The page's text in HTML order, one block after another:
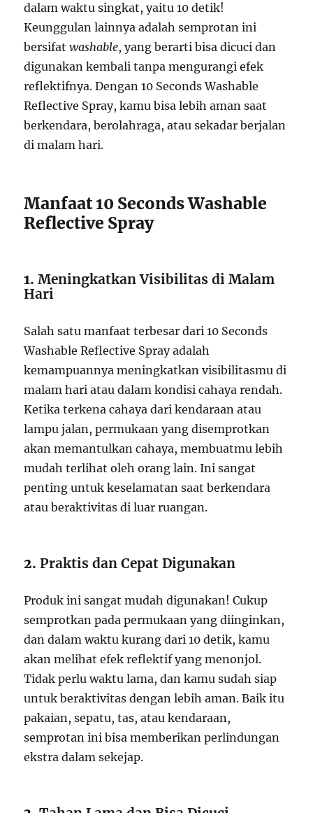
dalam waktu singkat, yaitu 10 detik!
Keunggulan lainnya adalah semprotan ini
bersifatwashable, yang berarti bisa dicuci dan
digunakan kembali tanpa mengurangi efek
reflektifnya. Dengan 10 Seconds Washable
Reflective Spray, kamu bisa lebih aman saat
berkendara, berolahraga, atau sekadar berjalan
di malam hari.
Manfaat 10 Seconds Washable
Reflective Spray
1.Meningkatkan Visibilitas di Malam
Hari
Salah satu manfaat terbesar dari 10 Seconds
Washable Reflective Spray adalah
kemampuannya meningkatkan visibilitasmu di
malam hari atau dalam kondisi cahaya rendah.
Ketika terkena cahaya dari kendaraan atau
lampu jalan, permukaan yang disemprotkan
akan memantulkan cahaya, membuatmu lebih
mudah terlihat oleh orang lain. Ini sangat
penting untuk keselamatan saat berkendara
atau beraktivitas di luar ruangan.
2.Praktis dan Cepat Digunakan
Produk ini sangat mudah digunakan! Cukup
semprotkan pada permukaan yang diinginkan,
dan dalam waktu kurang dari 10 detik, kamu
akan melihat efek reflektif yang menonjol.
Tidak perlu waktu lama, dan kamu sudah siap
untuk beraktivitas dengan lebih aman. Baik itu
pakaian, sepatu, tas, atau kendaraan,
semprotan ini bisa memberikan perlindungan
ekstra dalam sekejap.